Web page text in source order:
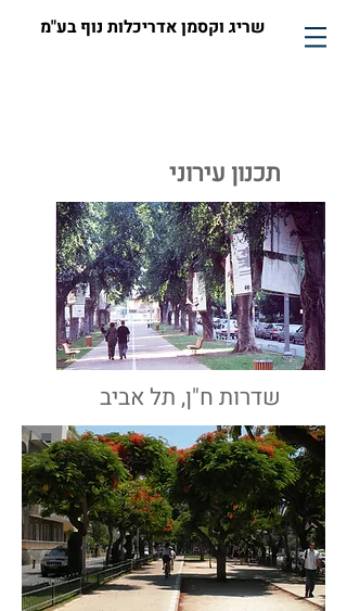
שריג וקסמן אדריכלות נוף בע"מ
תכנון עירוני
שדרות ח"ן, תל אביב